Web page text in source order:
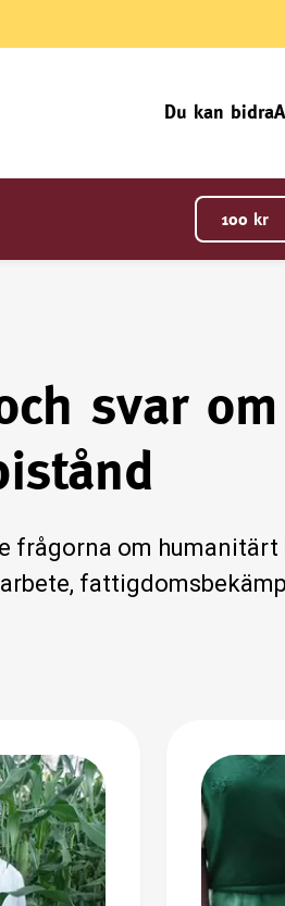
Du kan bidra
100 kr
svar om
frågorna om humanitärt